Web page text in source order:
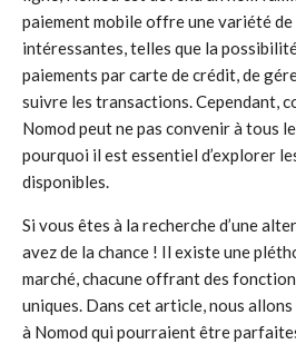
paiement mobile offre une variété
intéressantes, telles que la
paiements par carte de crédit, de
suivre les transactions. Cependant,
Nomod peut ne pas convenir à tous
pourquoi il est essentiel d’explorer
disponibles.
Si vous êtes à la recherche d’une
avez de la chance ! Il existe une
marché, chacune offrant des
uniques. Dans cet article, nous
à Nomod qui pourraient être